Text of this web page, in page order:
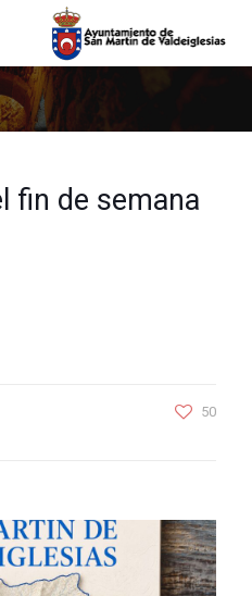
fin de semana
50